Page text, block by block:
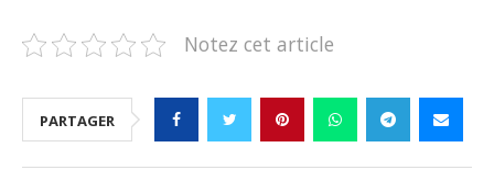
Notez cet article
PARTAGER